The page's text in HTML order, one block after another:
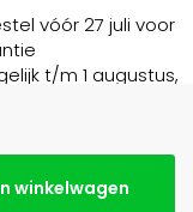
vóór 27 juli voor
t/m 1 augustus,
winkelwagen